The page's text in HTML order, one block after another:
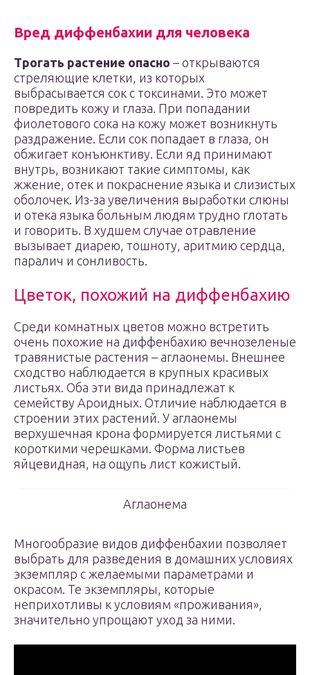
Вред диффенбахии для человека
Трогать растение опасно – открываются
стреляющие клетки, из которых
выбрасывается сок с токсинами. Это может
повредить кожу и глаза. При попадании
фиолетового сока на кожу может возникнуть
раздражение. Если сок попадает в глаза, он
обжигает конъюнктиву. Если яд принимают
внутрь, возникают такие симптомы, как
жжение, отек и покраснение языка и слизистых
оболочек. Из-за увеличения выработки слюны
и отека языка больным людям трудно глотать
и говорить. В худшем случае отравление
вызывает диарею, тошноту, аритмию сердца,
паралич и сонливость.
Цветок, похожий на диффенбахию
Среди комнатных цветов можно встретить
очень похожие на диффенбахию вечнозеленые
травянистые растения – аглаонемы. Внешнее
сходство наблюдается в крупных красивых
листьях. Оба эти вида принадлежат к
семейству Ароидных. Отличие наблюдается в
строении этих растений. У аглаонемы
верхушечная крона формируется листьями с
короткими черешками. Форма листьев
яйцевидная, на ощупь лист кожистый.
Аглаонема
Многообразие видов диффенбахии позволяет
выбрать для разведения в домашних условиях
экземпляр с желаемыми параметрами и
окрасом. Те экземпляры, которые
неприхотливы к условиям «проживания»,
значительно упрощают уход за ними.